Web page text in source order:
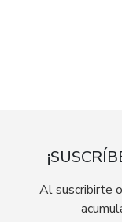
Al suscribirte